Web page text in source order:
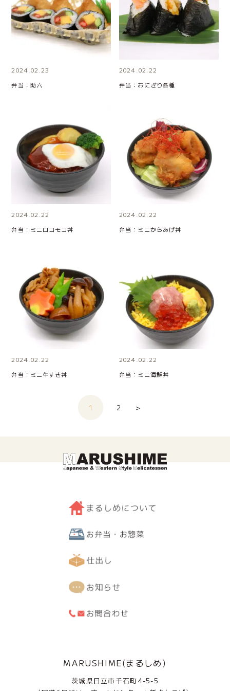
2024.02.23
弁当：助六
2024.02.22
弁当：おにぎり各種
2024.02.22
弁当：ミニロコモコ丼
2024.02.22
弁当：ミニからあげ丼
2024.02.22
弁当：ミニ牛すき丼
2024.02.22
弁当：ミニ海鮮丼
1 2 ＞
MARUSHIME(まるしめ)
茨城県日立市千石町4-5-5